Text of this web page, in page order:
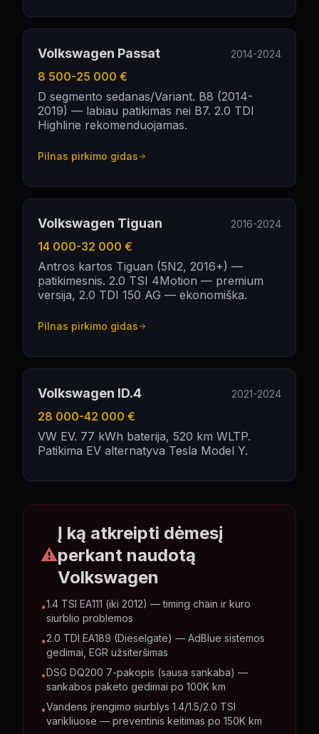
Volkswagen Passat 2014-2024
8 500-25 000 €
D segmento sedanas/Variant. B8 (2014-
2019) — labiau patikimas nei B7. 2.0 TDI
Highline rekomenduojamas.
Pilnas pirkimo gidas
Volkswagen Tiguan 2016-2024
14 000-32 000 €
Antros kartos Tiguan (5N2, 2016+) —
patikimesnis. 2.0 TSI 4Motion — premium
versija, 2.0 TDI 150 AG — ekonomiška.
Pilnas pirkimo gidas
Volkswagen ID.4 2021-2024
28 000-42 000 €
VW EV. 77 kWh baterija, 520 km WLTP.
Patikima EV alternatyva Tesla Model Y.
⚠
Į ką atkreipti dėmesį
perkant naudotą
Volkswagen
•1.4 TSI EA111 (iki 2012) — timing chain ir kuro
siurblio problemos
•2.0 TDI EA189 (Dieselgate) — AdBlue sistemos
gedimai, EGR užsiteršimas
•DSG DQ200 7-pakopis (sausa sankaba) —
sankabos paketo gedimai po 100K km
•Vandens įrengimo siurblys 1.4/1.5/2.0 TSI
varikliuose — preventinis keitimas po 150K km